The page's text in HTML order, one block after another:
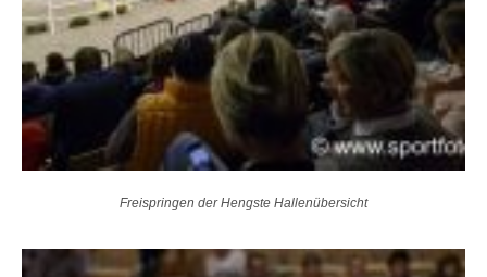
Freispringen der Hengste Hallenübersicht